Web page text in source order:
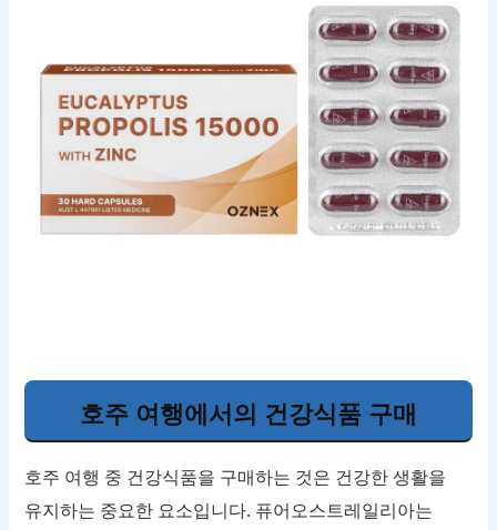
호주 여행에서의 건강식품 구매
호주 여행 중 건강식품을 구매하는 것은 건강한 생활을
유지하는 중요한 요소입니다. 퓨어오스트레일리아는